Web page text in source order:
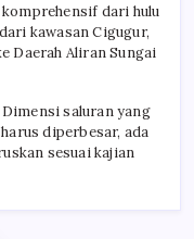
dari hulu
kawasan Cigugur,
Daerah Aliran Sungai
saluran yang
diperbesar, ada
sesuai kajian